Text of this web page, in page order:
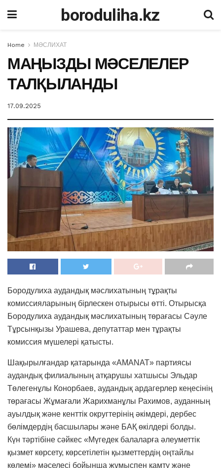
boroduliha.kz
Home МӘСЛИХАТ
МАҢЫЗДЫ МӘСЕЛЕЛЕР
ТАЛҚЫЛАНДЫ
17.09.2025
Бородулиха аудандық мәслихатының тұрақты
комиссияларының бірлескен отырысы өтті. Отырысқа
Бородулиха аудандық мәслихатының төрағасы Сәуле
Тұрсынқызы Урашева, депутаттар мен тұрақты
комиссия мүшелері қатысты.
Шақырылғандар қатарында «AMANAT» партиясы
аудандық филиалының атқарушы хатшысы Эльдар
Төлегенұлы Конорбаев, аудандық ардагерлер кеңесінің
төрағасы Жұмағали Жарихманұлы Рахимов, ауданның
ауылдық және кенттік округтерінің әкімдері, дербес
бөлімдердің басшылары және БАҚ өкілдері болды.
Күн тәртібіне сәйкес «Мүгедек балаларға әлеуметтік
қызмет көрсету, көрсетілетін қызметтердің оңтайлы
көлемі» мәселесі бойынша жұмыспен қамту және